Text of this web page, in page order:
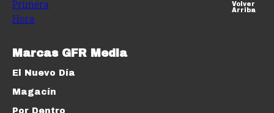
Volver
Arriba
Marcas GFR Media
El Nuevo Día
Magacín
Por Dentro